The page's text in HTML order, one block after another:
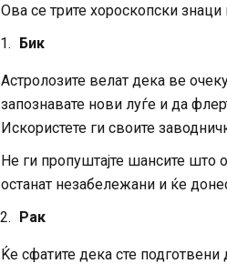
Ова се трите хороскопски
Бик
Астролозите велат дека ве
запознавате нови луѓе и да
Искористете ги своите
Не ги пропуштајте шансите што
останат незабележани и ќе
Рак
Ќе сфатите дека сте